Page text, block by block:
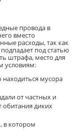
провода в
вместо
расходы, так как
под статью
штрафа, место для
условиям:
находиться мусора
от частных и
обитания диких
в котором